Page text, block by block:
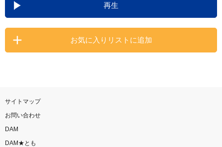
カラオケ最新情報をチェック！
再生
お気に入りリストに追加
サイトマップ
お問い合わせ
DAM
DAM★とも